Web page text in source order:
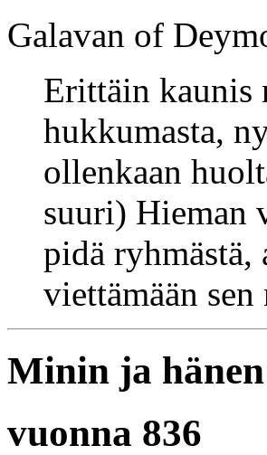
Galavan of
Erittäin kaunis
hukkumasta,
ollenkaan
suuri) Hieman
pidä
viettämään
Minin ja
vuonna 836